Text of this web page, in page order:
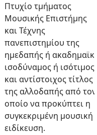
Πτυχίο τμήματος
Μουσικής Επιστήμης
και Τέχνης
πανεπιστημίου της
ημεδαπής ή
ισοδύναμος ή ισότιμος
και αντίστοιχος τίτλος
της αλλοδαπής από τον
οποίο να προκύπτει η
συγκεκριμένη μουσική
ειδίκευση.